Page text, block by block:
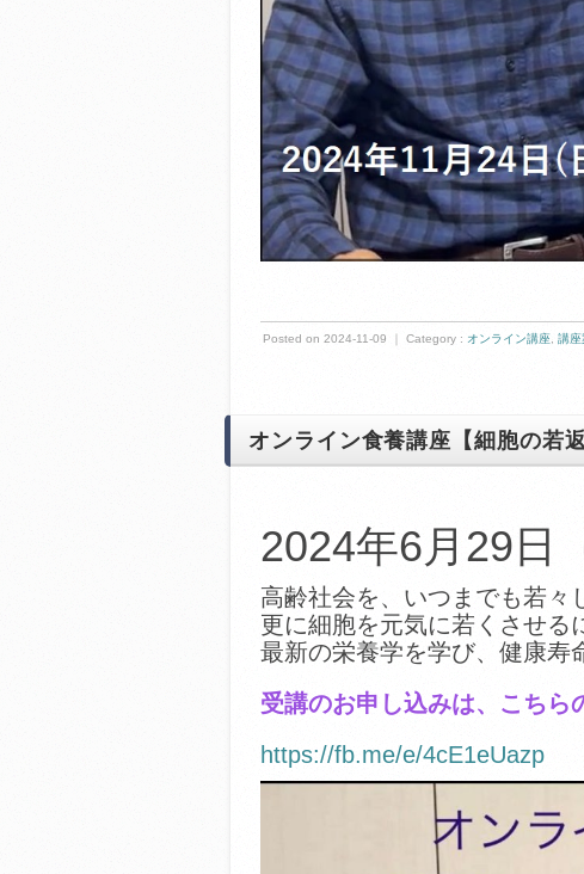
Posted on 2024-11-09 ｜ Category : オンライン講座 講座
オンライン食養講座【細胞の若
2024年6月29日
高齢社会を、いつまでも若々
更に細胞を元気に若くさせる
最新の栄養学を学び、健康寿
受講のお申し込みは、こちら
https://fb.me/e/4cE1eUazp